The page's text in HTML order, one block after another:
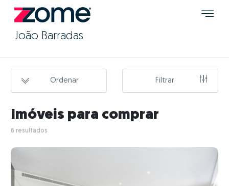
João Barradas
Ordenar Filtrar
Imóveis para comprar
6 resultados